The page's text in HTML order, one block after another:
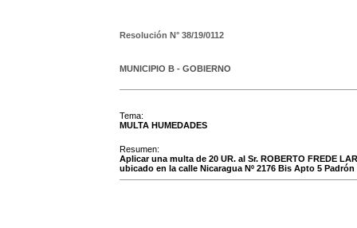
Resolución N° 38/19/0112
MUNICIPIO B - GOBIERNO
Tema:
MULTA HUMEDADES
Resumen:
Aplicar una multa de 20 UR. al Sr. ROBERTO FREDE
ubicado en la calle Nicaragua Nº 2176 Bis Apto 5 Padrón